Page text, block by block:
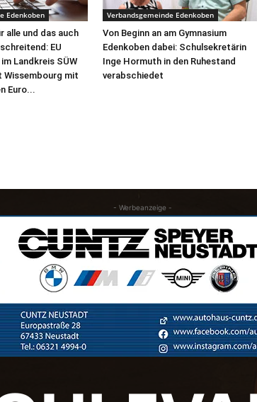
Edenkoben
alle und das auch
EU
Landkreis SÜW
Wissembourg mit
Euro...
Verbandsgemeinde Edenkoben
Von Beginn an am Gymnasium
Edenkoben dabei: Schulsekretärin
Inge Hormuth in den Ruhestand
verabschiedet
- Werbeanzeige -